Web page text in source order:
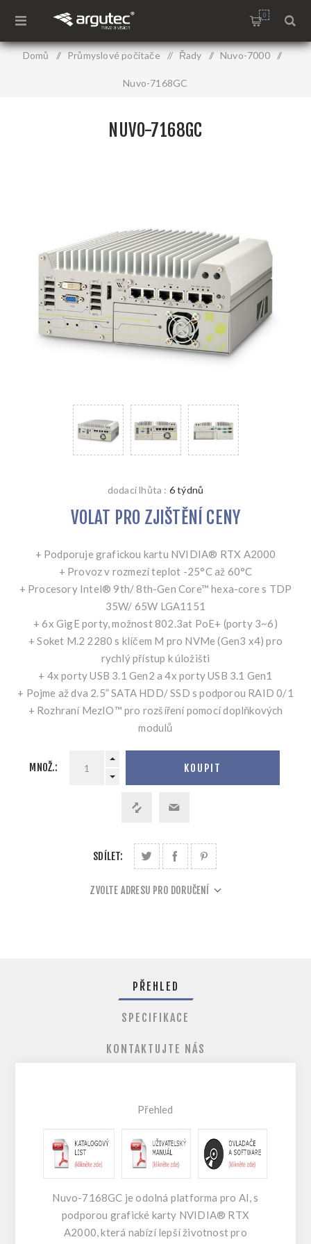
0
Domů / Průmyslové počítače / Řady / Nuvo-7000 /
Nuvo-7168GC
NUVO-7168GC
dodací lhůta : 6 týdnů
VOLAT PRO ZJIŠTĚNÍ CENY
+ Podporuje grafickou kartu NVIDIA® RTX A2000
+ Provoz v rozmezí teplot -25°C až 60°C
+ Procesory Intel® 9th/ 8th-Gen Core™ hexa-core s TDP
35W/ 65W LGA1151
+ 6x GigE porty, možnost 802.3at PoE+ (porty 3~6)
+ Soket M.2 2280 s klíčem M pro NVMe (Gen3 x4) pro
rychlý přístup k úložišti
+ 4x porty USB 3.1 Gen2 a 4x porty USB 3.1 Gen1
+ Pojme až dva 2.5” SATA HDD/ SSD s podporou RAID 0/1
+ Rozhraní MezIO™ pro rozšíření pomocí doplňkových
modulů
MNOŽ.: KOUPIT
SDÍLET:
ZVOLTE ADRESU PRO DORUČENÍ
PŘEHLED
SPECIFIKACE
KONTAKTUJTE NÁS
Přehled
Nuvo-7168GC je odolná platforma pro AI, s
podporou grafické karty NVIDIA® RTX
A2000, která nabízí lepší životnost pro